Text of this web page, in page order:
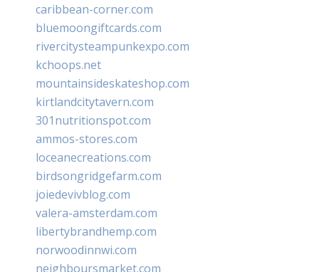
caribbean-corner.com
bluemoongiftcards.com
rivercitysteampunkexpo.com
kchoops.net
mountainsideskateshop.com
kirtlandcitytavern.com
301nutritionspot.com
ammos-stores.com
loceanecreations.com
birdsongridgefarm.com
joiedevivblog.com
valera-amsterdam.com
libertybrandhemp.com
norwoodinnwi.com
neighboursmarket.com